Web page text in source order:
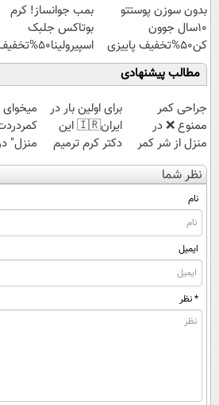
بدون سوزن پوستتو
10سال جوون
کن50%تخفیف پاییزی
بمب جوانساز! کرم
بوتاکس جلبک
اسپیرولینا50%تخفیف
مطالب پیشنهادی
جراحی کمر
ممنوع ❌ در
منزل از شر کمر
درد خلاص
شوید◂پرسش‌نامه
برای اولین بار در
ایران🇮🇷 این
دکتر کرم ترمیم
کننده 23 روزه
میخوای
منزل"
کنی؟
نظر شما
نام
ایمیل
* نظر